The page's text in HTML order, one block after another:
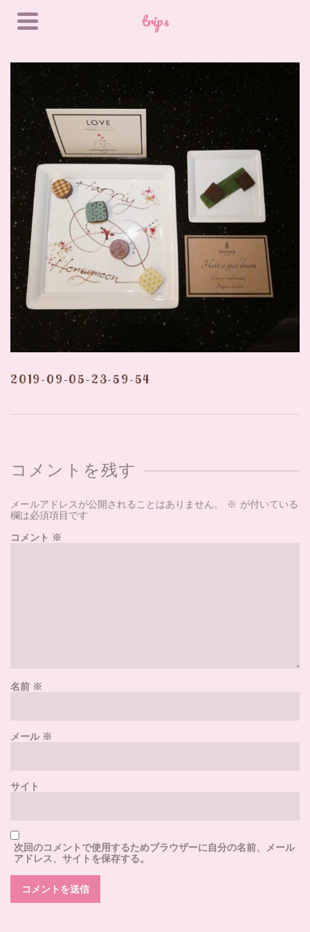
trips
2019-09-05-23-59-54
コメントを残す
メールアドレスが公開されることはありません。 ※ が付いている
欄は必須項目です
コメント ※
名前 ※
メール※
サイト
次回のコメントで使用するためブラウザーに自分の名前、メール
アドレス、サイトを保存する。